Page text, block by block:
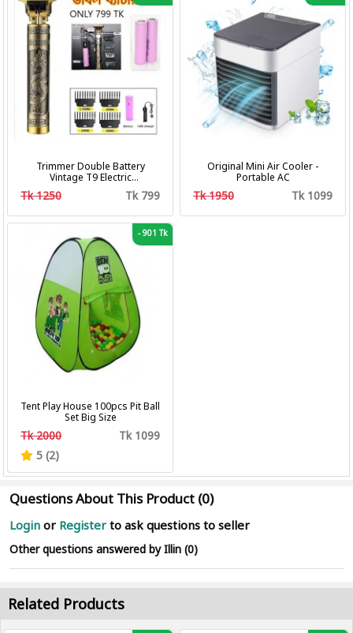
Trimmer Double Battery
Vintage T9 Electric
Professional Hair Clipper Hair
Cutting Machine Trimmer
Tk 1250 Tk 799
Original Mini Air Cooler -
Portable AC
Tk 1950 Tk 1099
-901 Tk
Tent Play House 100pcs Pit Ball
Set Big Size
Tk 2000
Tk 1099
5 (2)
Questions About This Product (0)
Login or Register to ask questions to seller
Other questions answered by Illin (0)
Related Products